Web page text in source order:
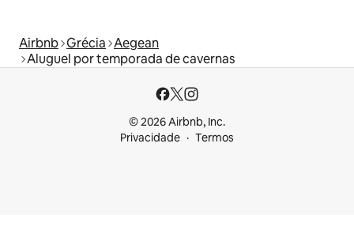
Airbnb Grécia Aegean
Aluguel por temporada de cavernas
© 2026 Airbnb, Inc.
Privacidade
Termos